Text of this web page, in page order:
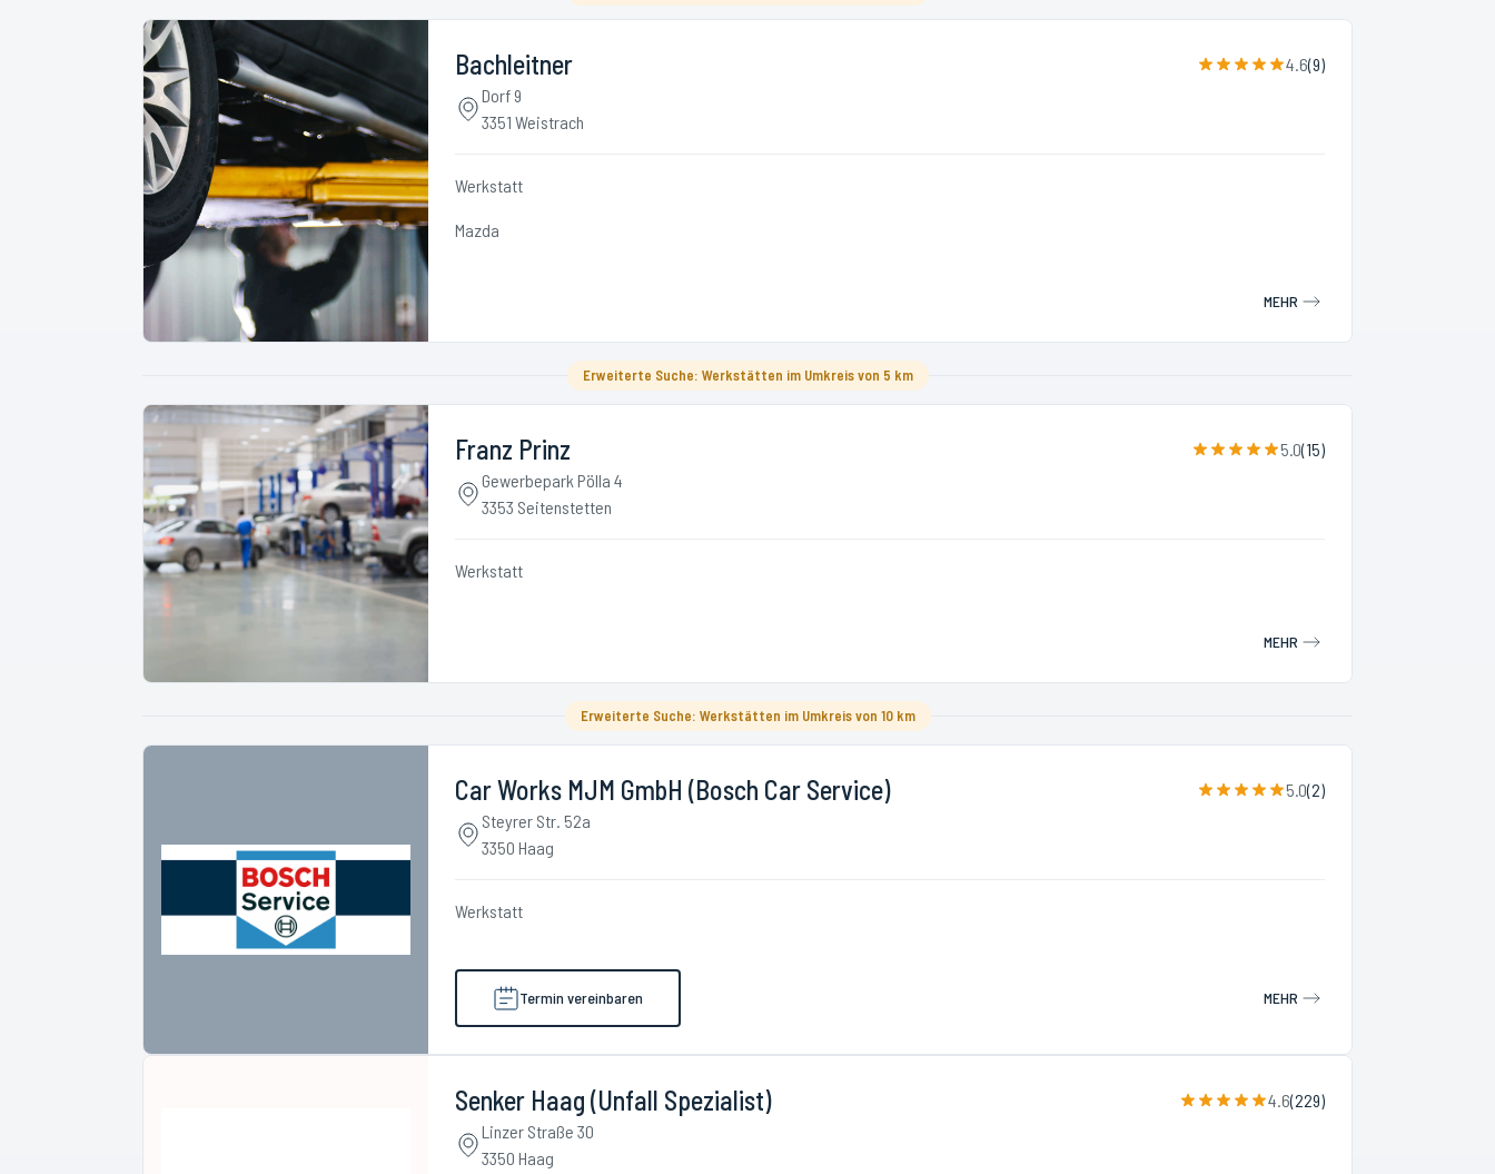
Bachleitner 4.6(9)
Dorf 9
3351 Weistrach
Werkstatt
Mazda
MEHR
Erweiterte Suche: Werkstätten im Umkreis von 5 km
Franz Prinz 5.0(15)
Gewerbepark Pölla 4
3353 Seitenstetten
Werkstatt
MEHR
Erweiterte Suche: Werkstätten im Umkreis von 10 km
Car Works MJM GmbH (Bosch Car Service) 5.0(2)
Steyrer Str. 52a
3350 Haag
Werkstatt
Termin vereinbaren MEHR
Senker Haag (Unfall Spezialist) 4.6(229)
Linzer Straße 30
3350 Haag